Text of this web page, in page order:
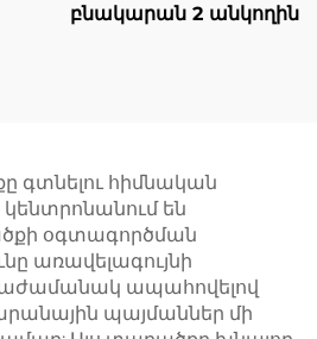
բնակարան 2 անկողին
գտնելու հիմնական
կենտրոնանում են
օգտագործման
առավելագույնի
ապահովելով
պայմաններ մի